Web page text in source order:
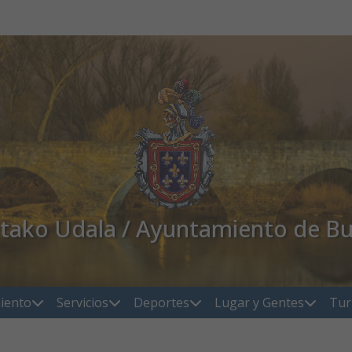
Udala / Ayuntamiento de
Servicios Deportes Lugar y Gentes